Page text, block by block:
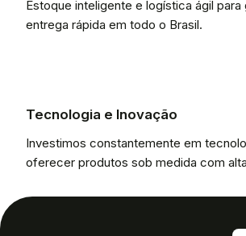
Estoque inteligente e logística ágil para
entrega rápida em todo o Brasil.
Tecnologia e Inovação
Investimos constantemente em
oferecer produtos sob medida com